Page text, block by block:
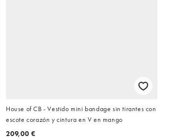
House of CB - Vestido mini bandage sin tirantes con
escote corazón y cintura en V en mango
209,00 €